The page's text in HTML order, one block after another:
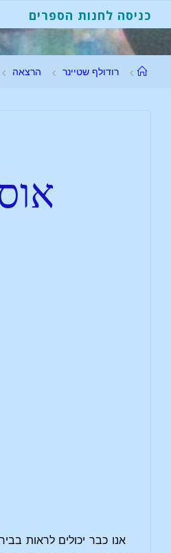
כניסה לחנות הספרים
רודולף שטיינר הרצאה
אנו כבר יכולים לראות